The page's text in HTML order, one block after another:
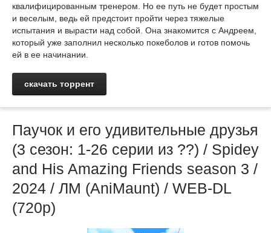
квалифицированным тренером. Но ее путь не будет простым
и веселым, ведь ей предстоит пройти через тяжелые
испытания и вырасти над собой. Она знакомится с Андреем,
который уже заполнил несколько покеболов и готов помочь
ей в ее начинании.
скачать торрент
Паучок и его удивительные друзья
(3 сезон: 1-26 серии из ??) / Spidey
and His Amazing Friends season 3 /
2024 / ЛМ (AniMaunt) / WEB-DL
(720p)